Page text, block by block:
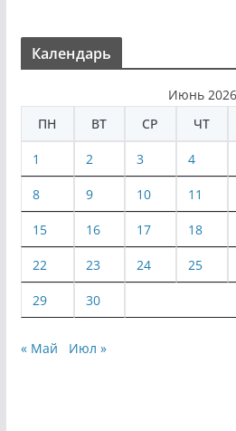
Календарь
Июнь 2026
ПН
ВТ СР ЧТ
1 2 3 4
8 9 10 11
15 16 17 18
22 23 24 25
29 30
« Май Июл »